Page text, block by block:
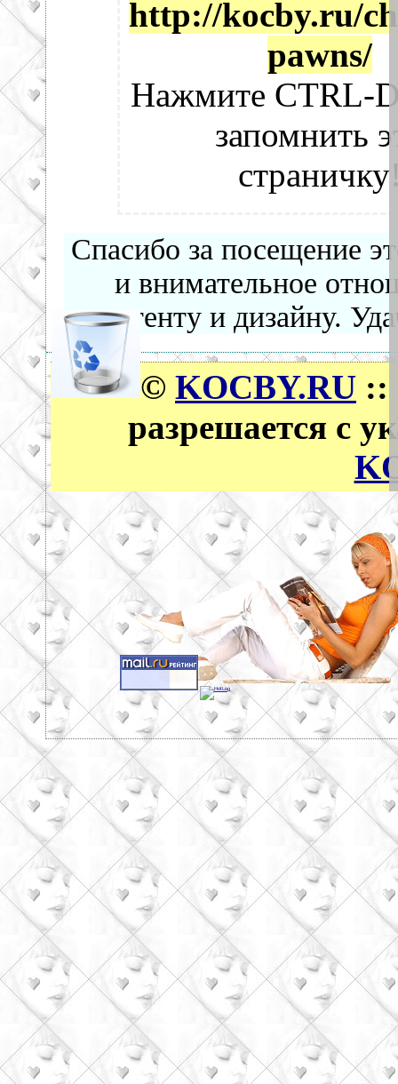
http://kocby.ru/
pawns/
Нажмите CTRL-
запомнить
Спасибо за посещение
и внимательное
контенту и дизайну.
© KOCBY.RU ::
разрешается с